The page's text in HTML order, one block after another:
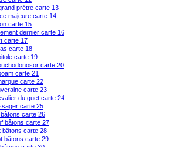
prêtre carte 13
majeure carte 14
carte 15
dernier carte 16
carte 17
carte 18
carte 19
carte 20
carte 21
carte 22
carte 23
du guet carte 24
carte 25
carte 26
bâtons carte 27
bâtons carte 28
bâtons carte 29